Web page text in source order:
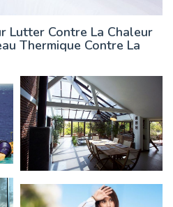
Lutter Contre La Chaleur
Thermique Contre La